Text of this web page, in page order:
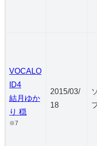
VOCALO
ID4
結月ゆか
り 穏
※7
2015/03/
18